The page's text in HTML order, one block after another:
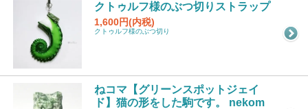
クトゥルフ様のぶつ切りストラップ
1,600円(内税)
クトゥルフ様のぶつ切り
ねコマ【グリーンスポットジェイ
ド】猫の形をした駒です。 nekom